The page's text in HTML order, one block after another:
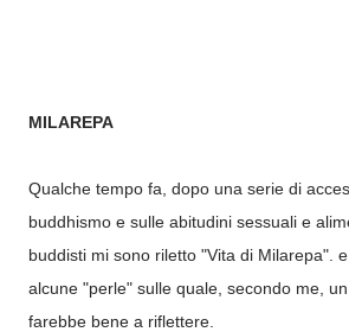
MILAREPA
Qualche tempo fa, dopo una serie di
buddhismo e sulle abitudini sessuali e
buddisti mi sono riletto "Vita di Milarepa".
alcune "perle" sulle quale, secondo me,
farebbe bene a riflettere.